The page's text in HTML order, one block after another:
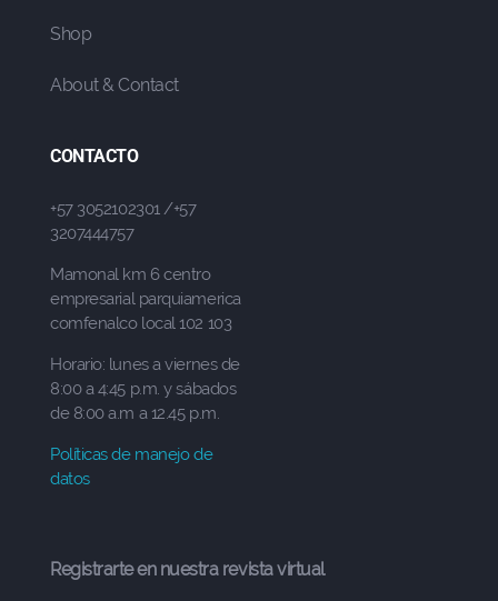
Shop
About & Contact
CONTACTO
+57 3052102301 /+57
3207444757
Mamonal km 6 centro
empresarial parquiamerica
comfenalco local 102 103
Horario: lunes a viernes de
8:00 a 4:45 p.m. y sábados
de 8:00 a.m a 12.45 p.m.
Políticas de manejo de
datos
Registrarte en nuestra revista virtual